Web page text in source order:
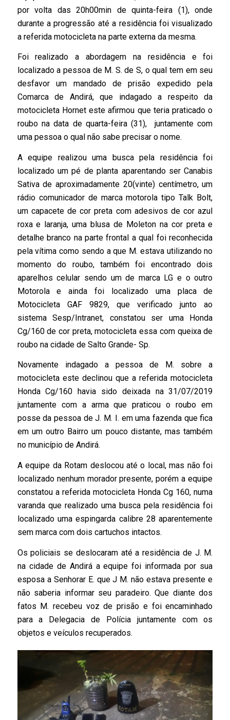
por volta das 20h00min de quinta-feira (1), onde
durante a progressão até a residência foi visualizado
a referida motocicleta na parte externa da mesma.
Foi realizado a abordagem na residência e foi
localizado a pessoa de M. S. de S, o qual tem em seu
desfavor um mandado de prisão expedido pela
Comarca de Andirá, que indagado a respeito da
motocicleta Hornet este afirmou que teria praticado o
roubo na data de quarta-feira (31), juntamente com
uma pessoa o qual não sabe precisar o nome.
A equipe realizou uma busca pela residência foi
localizado um pé de planta aparentando ser Canabis
Sativa de aproximadamente 20(vinte) centímetro, um
rádio comunicador de marca motorola tipo Talk Bolt,
um capacete de cor preta com adesivos de cor azul
roxa e laranja, uma blusa de Moleton na cor preta e
detalhe branco na parte frontal a qual foi reconhecida
pela vítima como sendo a que M. estava utilizando no
momento do roubo, também foi encontrado dois
aparelhos celular sendo um de marca LG e o outro
Motorola e ainda foi localizado uma placa de
Motocicleta GAF 9829, que verificado junto ao
sistema Sesp/Intranet, constatou ser uma Honda
Cg/160 de cor preta, motocicleta essa com queixa de
roubo na cidade de Salto Grande- Sp.
Novamente indagado a pessoa de M. sobre a
motocicleta este declinou que a referida motocicleta
Honda Cg/160 havia sido deixada na 31/07/2019
juntamente com a arma que praticou o roubo em
posse da pessoa de J. M. I. em uma fazenda que fica
em um outro Bairro um pouco distante, mas também
no município de Andirá.
A equipe da Rotam deslocou até o local, mas não foi
localizado nenhum morador presente, porém a equipe
constatou a referida motocicleta Honda Cg 160, numa
varanda que realizado uma busca pela residência foi
localizado uma espingarda calibre 28 aparentemente
sem marca com dois cartuchos intactos.
Os policiais se deslocaram até a residência de J. M.
na cidade de Andirá a equipe foi informada por sua
esposa a Senhorar E. que J M. não estava presente e
não saberia informar seu paradeiro. Que diante dos
fatos M. recebeu voz de prisão e foi encaminhado
para a Delegacia de Polícia juntamente com os
objetos e veículos recuperados.